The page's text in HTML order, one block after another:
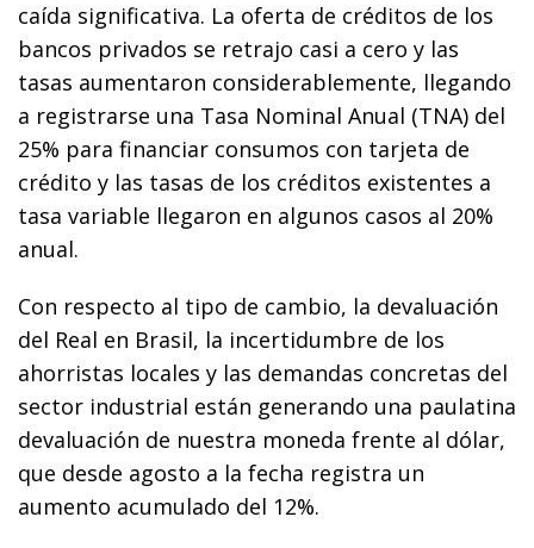
caída significativa. La oferta de créditos de los
bancos privados se retrajo casi a cero y las
tasas aumentaron considerablemente, llegando
a registrarse una Tasa Nominal Anual (TNA) del
25% para financiar consumos con tarjeta de
crédito y las tasas de los créditos existentes a
tasa variable llegaron en algunos casos al 20%
anual.
Con respecto al tipo de cambio, la devaluación
del Real en Brasil, la incertidumbre de los
ahorristas locales y las demandas concretas del
sector industrial están generando una paulatina
devaluación de nuestra moneda frente al dólar,
que desde agosto a la fecha registra un
aumento acumulado del 12%.